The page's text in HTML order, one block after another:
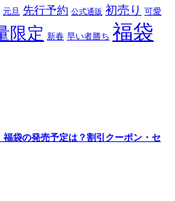
元旦 先行予約 公式通販 初売り 可愛
限定 新春 早い者勝ち 福袋
福袋の発売予定は？割引クーポン・セ